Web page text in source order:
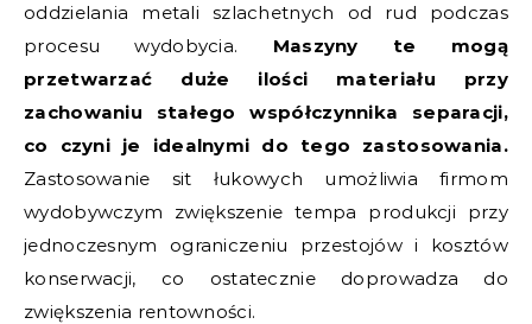
oddzielania metali szlachetnych od rud podczas
procesu wydobycia. Maszyny te mogą
przetwarzać duże ilości materiału przy
zachowaniu stałego współczynnika separacji,
co czyni je idealnymi do tego zastosowania.
Zastosowanie sit łukowych umożliwia firmom
wydobywczym zwiększenie tempa produkcji przy
jednoczesnym ograniczeniu przestojów i kosztów
konserwacji, co ostatecznie doprowadza do
zwiększenia rentowności.